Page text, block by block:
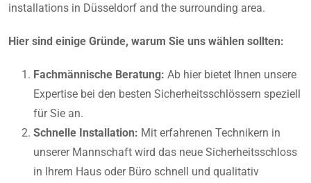
installations in Düsseldorf and the surrounding area.
Hier sind einige Gründe, warum Sie uns wählen sollten:
Fachmännische Beratung: Ab hier bietet Ihnen unsere
Expertise bei den besten Sicherheitsschlössern speziell
für Sie an.
Schnelle Installation: Mit erfahrenen Technikern in
unserer Mannschaft wird das neue Sicherheitsschloss
in Ihrem Haus oder Büro schnell und qualitativ